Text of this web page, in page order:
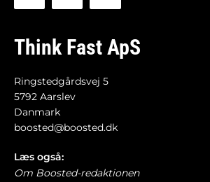
Think Fast ApS
Ringstedgårdsvej 5
5792 Aarslev
Danmark
boosted@boosted.dk
Læs også:
Om Boosted-redaktionen